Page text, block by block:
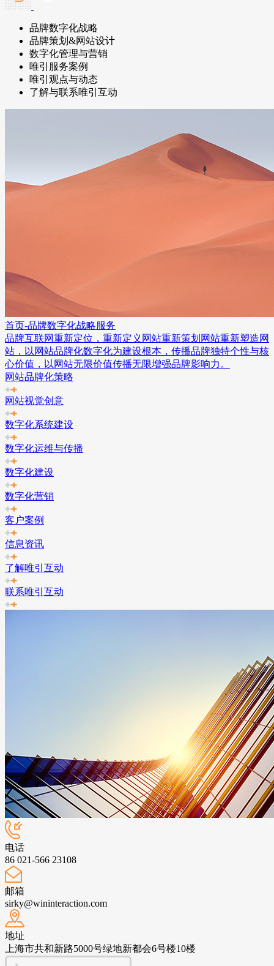
品牌数字化战略
品牌策划&网站设计
数字化管理与营销
唯引服务案例
唯引观点与动态
了解与联系唯引互动
首页-品牌数字化战略服务
品牌互联网重新定位，重新定义网站重新策划网站重新塑造网
站，以网站品牌化数字化为建设根本，传播品牌独特个性与核
心价值，以网站无限价值传播无限增强品牌影响力。
网站品牌化策略
网站视觉创意
数字化系统建设
数字化运维与传播
数字化建设
数字化营销
客户案例
信息资讯
了解唯引互动
联系唯引互动
电话
86 021-566 23108
邮箱
sirky@wininteraction.com
地址
上海市共和新路5000号绿地新都会6号楼10楼